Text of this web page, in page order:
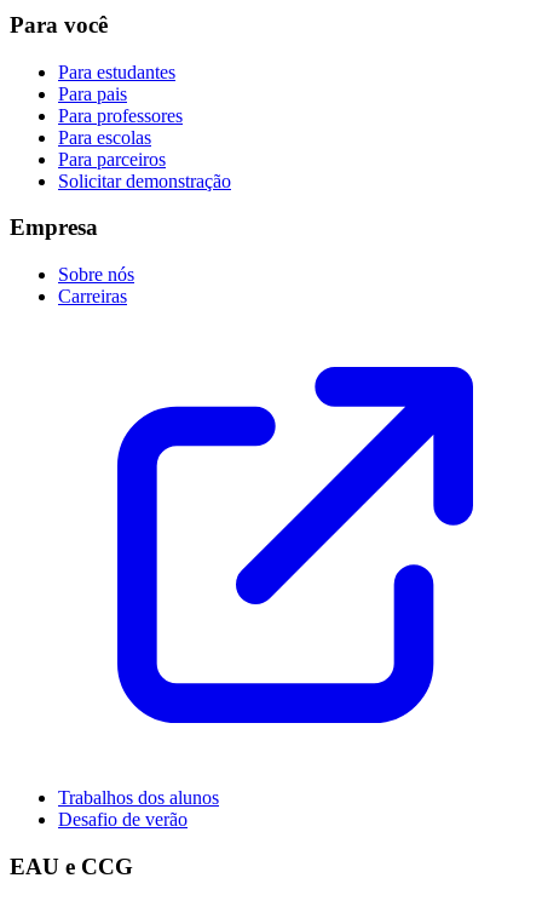
Para você
Para estudantes
Para pais
Para professores
Para escolas
Para parceiros
Solicitar demonstração
Empresa
Sobre nós
Carreiras
Trabalhos dos alunos
Desafio de verão
EAU e CCG